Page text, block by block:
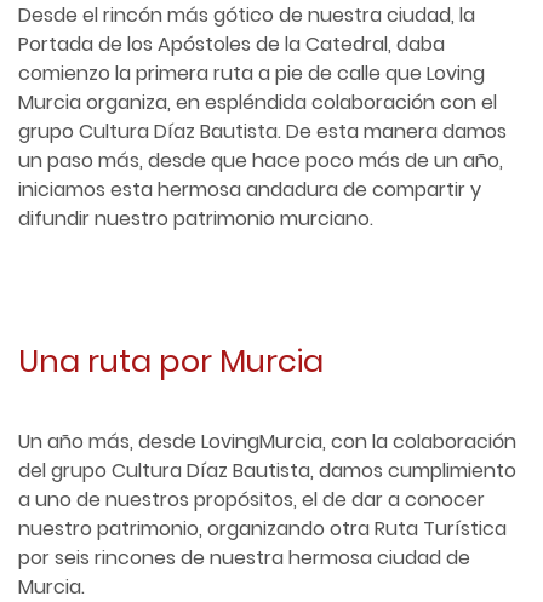
Desde el rincón más gótico de nuestra ciudad, la
Portada de los Apóstoles de la Catedral, daba
comienzo la primera ruta a pie de calle que Loving
Murcia organiza, en espléndida colaboración con el
grupo Cultura Díaz Bautista. De esta manera damos
un paso más, desde que hace poco más de un año,
iniciamos esta hermosa andadura de compartir y
difundir nuestro patrimonio murciano.
Una ruta por Murcia
Un año más, desde LovingMurcia, con la colaboración
del grupo Cultura Díaz Bautista, damos cumplimiento
a uno de nuestros propósitos, el de dar a conocer
nuestro patrimonio, organizando otra Ruta Turística
por seis rincones de nuestra hermosa ciudad de
Murcia.